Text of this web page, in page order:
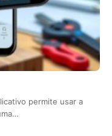
permite usar a